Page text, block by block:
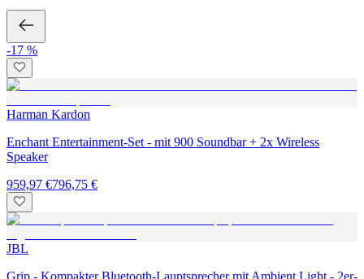
-17 %
Harman Kardon
Enchant Entertainment-Set - mit 900 Soundbar + 2x Wireless
Speaker
959,97 €796,75 €
JBL